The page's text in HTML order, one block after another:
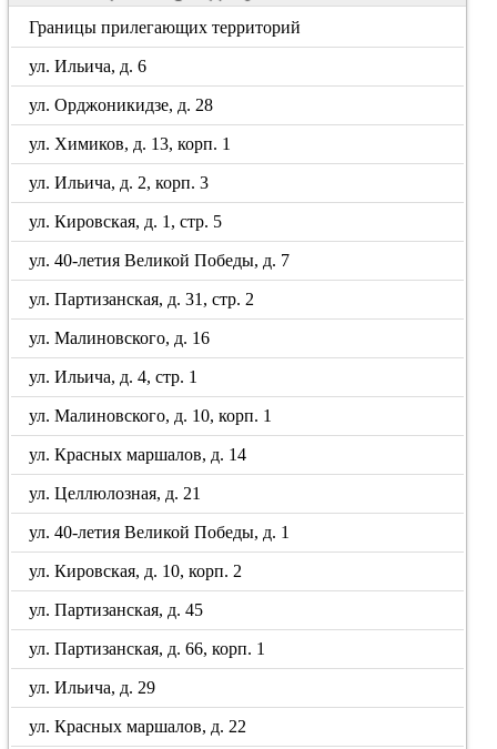
Границы прилегающих территорий
ул. Ильича, д. 6
ул. Орджоникидзе, д. 28
ул. Химиков, д. 13, корп. 1
ул. Ильича, д. 2, корп. 3
ул. Кировская, д. 1, стр. 5
ул. 40-летия Великой Победы, д. 7
ул. Партизанская, д. 31, стр. 2
ул. Малиновского, д. 16
ул. Ильича, д. 4, стр. 1
ул. Малиновского, д. 10, корп. 1
ул. Красных маршалов, д. 14
ул. Целлюлозная, д. 21
ул. 40-летия Великой Победы, д. 1
ул. Кировская, д. 10, корп. 2
ул. Партизанская, д. 45
ул. Партизанская, д. 66, корп. 1
ул. Ильича, д. 29
ул. Красных маршалов, д. 22